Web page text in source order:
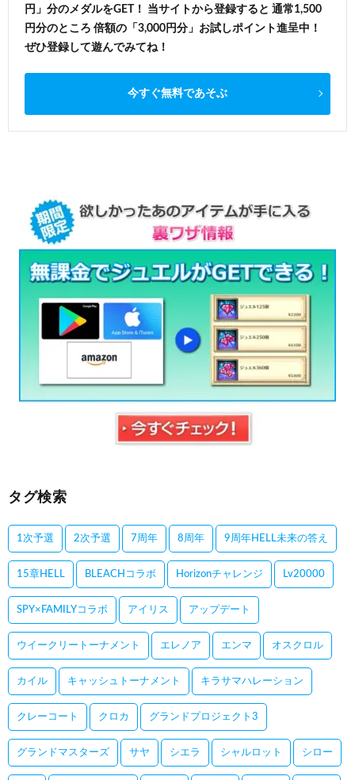
円」分のメダルをGET！ 当サイトから登録すると 通常1,500
円分のところ 倍額の「3,000円分」お試しポイント進呈中！
ぜひ登録して遊んでみてね！
今すぐ無料であそぶ
タグ検索
1次予選 2次予選 7周年 8周年 9周年HELL未来の答え
15章HELL BLEACHコラボ Horizonチャレンジ Lv20000
SPY×FAMILYコラボ アイリス アップデート
ウイークリートーナメント エレノア エンマ オスクロル
カイル キャッシュトーナメント キラサマハレーション
クレーコート クロカ グランドプロジェクト3
グランドマスターズ サヤ シエラ シャルロット シロー